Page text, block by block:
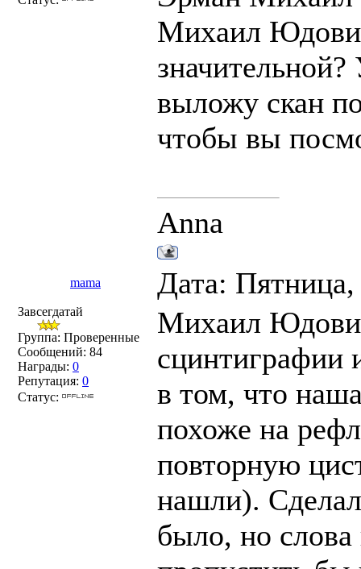
Михаил
выложу скан
чтобы вы
Anna
mama Дата:
Завсегдатай
Группа: Проверенные
Сообщений: 84
Награды: 0
Репутация: 0
Статус:
Михаил
сцинтиграфии
в том, что
похоже на
повторную
нашли).
было, но слова